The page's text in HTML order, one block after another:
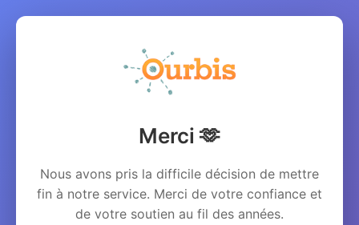
Merci 🫶
Nous avons pris la difficile décision de mettre
fin à notre service. Merci de votre confiance et
de votre soutien au fil des années.